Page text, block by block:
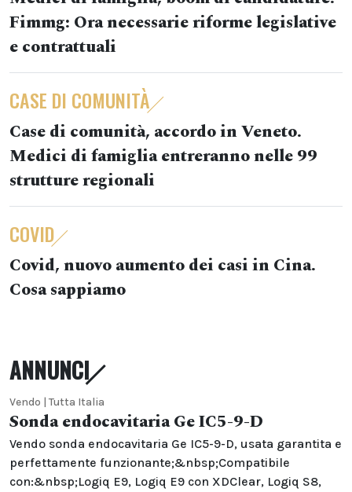
Fimmg: Ora necessarie riforme legislative
e contrattuali
CASE DI COMUNITÀ
Case di comunità, accordo in Veneto.
Medici di famiglia entreranno nelle 99
strutture regionali
COVID
Covid, nuovo aumento dei casi in Cina.
Cosa sappiamo
ANNUNCI
Vendo | Tutta Italia
Sonda endocavitaria Ge IC5-9-D
Vendo sonda endocavitaria Ge IC5-9-D, usata garantita e
perfettamente funzionante;&nbsp;Compatibile
con:&nbsp;Logiq E9, Logiq E9 con XDClear, Logiq S8,